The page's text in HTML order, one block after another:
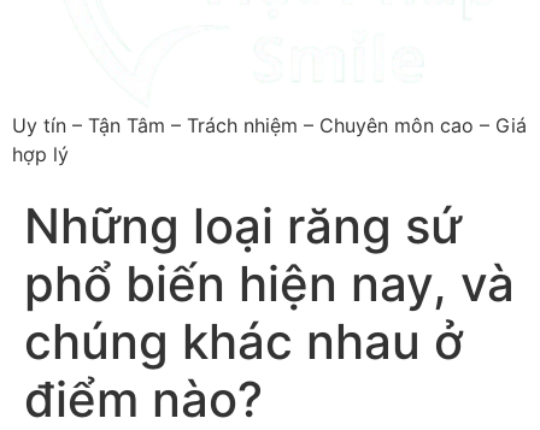
Uy tín – Tận Tâm – Trách nhiệm – Chuyên môn cao – Giá
hợp lý
Những loại răng sứ
phổ biến hiện nay, và
chúng khác nhau ở
điểm nào?